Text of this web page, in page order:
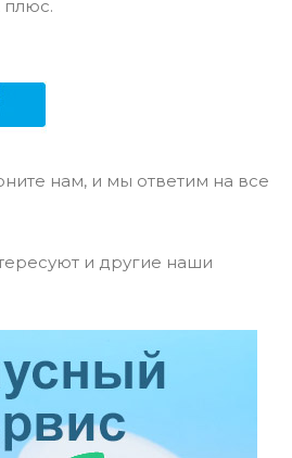
нам, и мы ответим на все
и другие наши